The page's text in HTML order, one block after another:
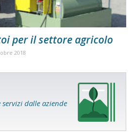
per il settore agricolo
2018
dalle aziende